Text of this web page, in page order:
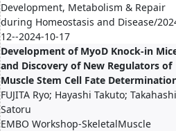
Development, Metabolism & Repair
during Homeostasis and Disease/
12--2024-10-17
Development of MyoD Knock-in
and Discovery of New Regulators of
Muscle Stem Cell Fate
FUJITA Ryo; Hayashi Takuto; Takahashi
Satoru
EMBO Workshop-SkeletalMuscle